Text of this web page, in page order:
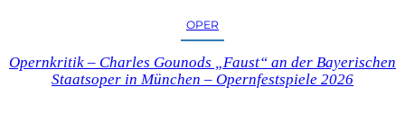
R
I
OPER
Opernkritik – Charles Gounods „Faust“ an der Bayerischen
Staatsoper in München – Opernfestspiele 2026